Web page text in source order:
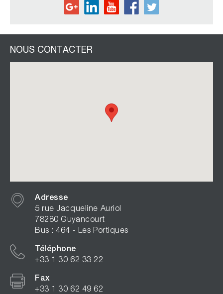
NOUS CONTACTER
Adresse
5 rue Jacqueline Auriol
78280 Guyancourt
Bus : 464 - Les Portiques
Téléphone
+33 1 30 62 33 22
Fax
+33 1 30 62 49 62